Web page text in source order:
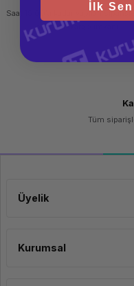
Saat 15.00'a kadar yapılan
aynı gün kargo imkanı
Tüm
Üyelik
Kurumsal
İlk